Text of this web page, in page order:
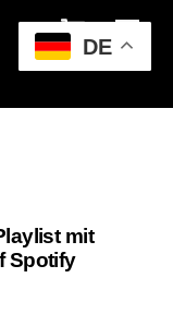
Cart
mit
Spotify
DE